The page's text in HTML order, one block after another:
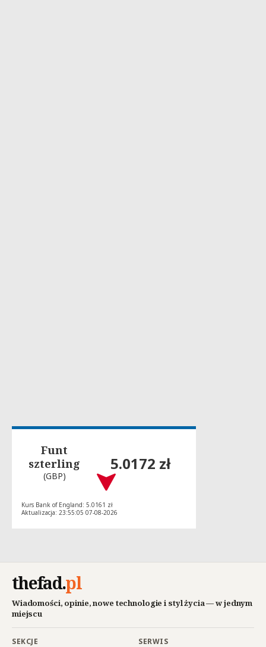
Funt
szterling
(GBP)
5.0172 zł
Kurs Bank of England: 5.0161 zł
Aktualizacja: 23:55:05 07-08-2026
thefad.pl
Wiadomości, opinie, nowe technologie i styl życia — w jednym
miejscu
SEKCJE SERWIS